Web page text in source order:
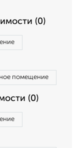
(0)
помещение
(0)